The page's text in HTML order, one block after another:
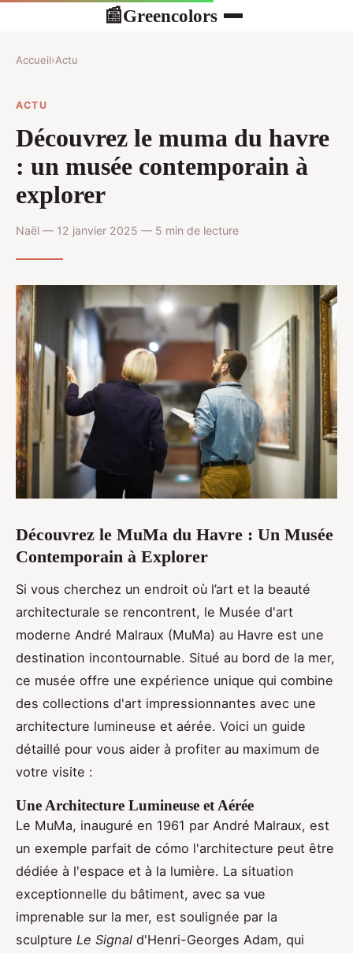
📰Greencolors
Accueil›Actu
ACTU
Découvrez le muma du havre
: un musée contemporain à
explorer
Naël — 12 janvier 2025 — 5 min de lecture
Découvrez le MuMa du Havre : Un Musée
Contemporain à Explorer
Si vous cherchez un endroit où l’art et la beauté
architecturale se rencontrent, le Musée d'art
moderne André Malraux (MuMa) au Havre est une
destination incontournable. Situé au bord de la mer,
ce musée offre une expérience unique qui combine
des collections d'art impressionnantes avec une
architecture lumineuse et aérée. Voici un guide
détaillé pour vous aider à profiter au maximum de
votre visite :
Une Architecture Lumineuse et Aérée
Le MuMa, inauguré en 1961 par André Malraux, est
un exemple parfait de cómo l'architecture peut être
dédiée à l'espace et à la lumière. La situation
exceptionnelle du bâtiment, avec sa vue
imprenable sur la mer, est soulignée par la
sculpture Le Signal d'Henri-Georges Adam, qui